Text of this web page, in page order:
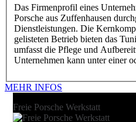
Das Firmenprofil eines
Porsche aus Zuffenhausen
Dienstleistungen. Die
gelisteten Betrieb bieten das
umfasst die Pflege und
Unternehmen kann unter einer
MEHR INFOS
Freie Porsche Werkstatt